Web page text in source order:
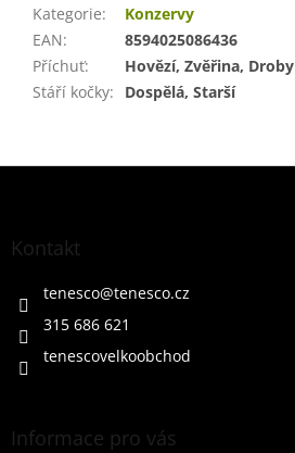
Kategorie:
Konzervy
EAN:
8594025086436
Příchuť:
Hovězí, Zvěřina, Droby
Stáří kočky: Dospělá, Starší
Z
Kontakt
tenesco@tenesco.cz
315 686 621
tenescovelkoobchod
Informace pro vás